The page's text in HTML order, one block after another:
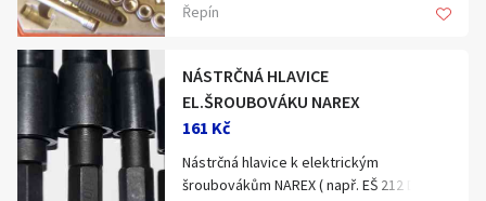
Řepín
NÁSTRČNÁ HLAVICE
EL.ŠROUBOVÁKU NAREX
161 Kč
Nástrčná hlavice k elektrickým
šroubovákům NAREX ( např. EŠ 212 D ...)